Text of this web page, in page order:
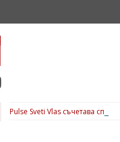
Pulse Sveti Vlas съчетава